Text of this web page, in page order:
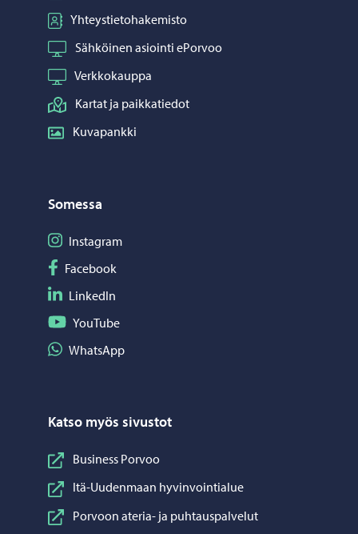
Yhteystietohakemisto
Sähköinen asiointi ePorvoo
Verkkokauppa
Kartat ja paikkatiedot
Kuvapankki
Somessa
Seuraa Instagram
Instagram
Seuraa Facebook
Facebook
Seuraa LinkedIn
LinkedIn
Seuraa YouTube
YouTube
Jaa WhatsApp
WhatsApp
Katso myös sivustot
Business Porvoo
Itä-Uudenmaan hyvinvointialue
Porvoon ateria- ja puhtauspalvelut